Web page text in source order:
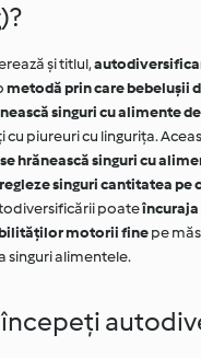
și titlul,
metodă prin care bebelușii
singuri cu alimente
cu piureuri cu lingurița.
hrănească singuri cu
singuri cantitatea pe
poateîncuraja
motorii finepe
singuri alimentele.
începeți